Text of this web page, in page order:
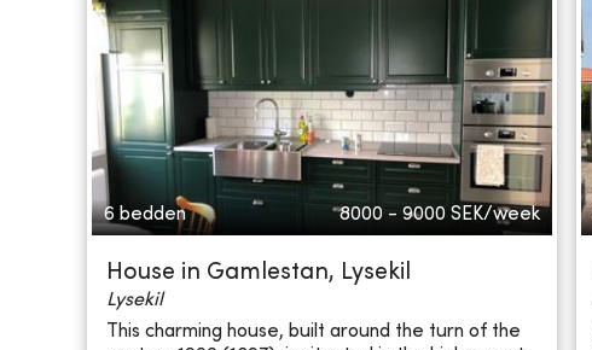
6 bedden 8000 - 9000 SEK/week
House in Gamlestan, Lysekil
Lysekil
This charming house, built around the turn of the